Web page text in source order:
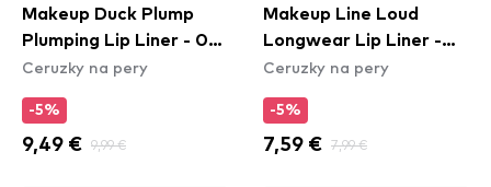
Makeup Duck Plump
Plumping Lip Liner - 07
Swollen Spice
Ceruzky na pery
-5%
9,49 € 9,99 €
Makeup Line Loud
Longwear Lip Liner -
Rebel Red (LLLP11)
Ceruzky na pery
-5%
7,59 € 7,99 €